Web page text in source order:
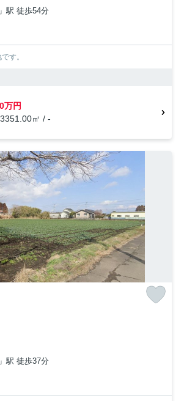
駅 徒歩54分
す。
万円
㎡ / -
駅 徒歩37分